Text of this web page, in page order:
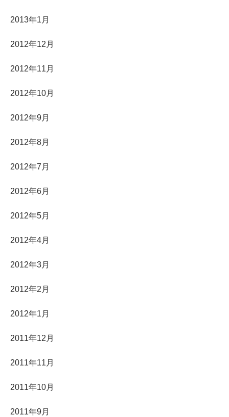
2013年1月
2012年12月
2012年11月
2012年10月
2012年9月
2012年8月
2012年7月
2012年6月
2012年5月
2012年4月
2012年3月
2012年2月
2012年1月
2011年12月
2011年11月
2011年10月
2011年9月